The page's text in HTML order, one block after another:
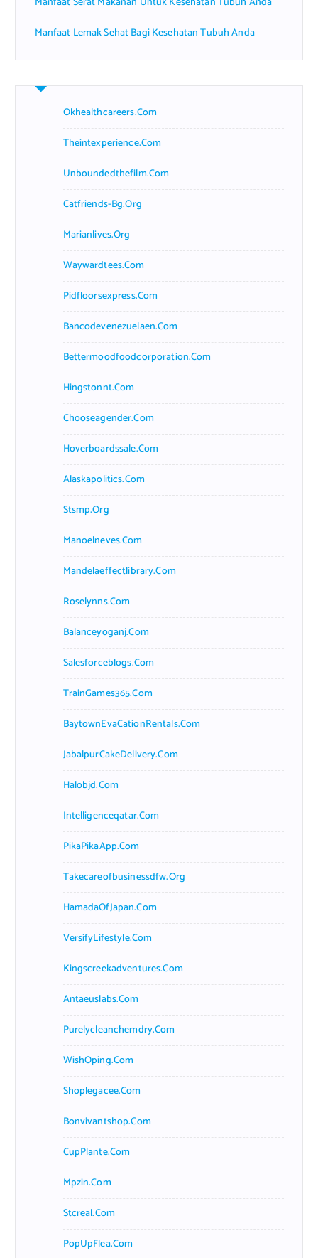
Manfaat Lemak Sehat Bagi Kesehatan Tubuh Anda
Okhealthcareers.com
Theintexperience.com
Unboundedthefilm.com
Catfriends-Bg.org
Marianlives.org
Waywardtees.com
Pidfloorsexpress.com
Bancodevenezuelaen.com
Bettermoodfoodcorporation.com
Hingstonnt.com
Chooseagender.com
Hoverboardssale.com
Alaskapolitics.com
Stsmp.org
Manoelneves.com
Mandelaeffectlibrary.com
Roselynns.com
Balanceyoganj.com
Salesforceblogs.com
TrainGames365.com
BaytownEvaCationRentals.com
JabalpurCakeDelivery.com
Halobjd.com
Intelligenceqatar.com
PikaPikaApp.com
Takecareofbusinessdfw.org
HamadaOfJapan.com
VersifyLifestyle.com
Kingscreekadventures.com
Antaeuslabs.com
Purelycleanchemdry.com
WishOping.com
Shoplegacee.com
Bonvivantshop.com
CupPlante.com
Mpzin.com
Stcreal.com
PopUpFlea.com